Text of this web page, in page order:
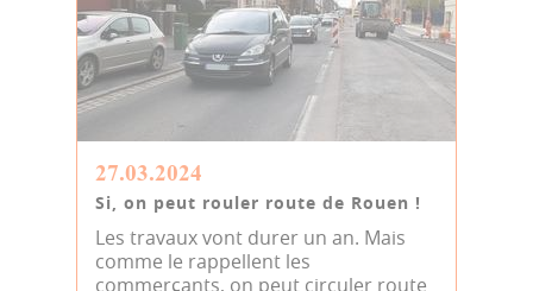
27.03.2024
Si, on peut rouler route de Rouen !
Les travaux vont durer un an. Mais
comme le rappellent les
commerçants, on peut circuler route